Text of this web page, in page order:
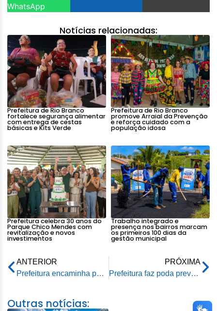
WhatsApp
Notícias relacionadas:
Prefeitura de Rio Branco
fortalece segurança alimentar
com entrega de cestas
básicas e Kits Verde
Prefeitura de Rio Branco
promove Arraial da Prevenção
e reforça cuidado com a
população idosa
Prefeitura celebra 30 anos do
Parque Chico Mendes com
revitalização e novos
investimentos
Trabalho integrado e
presença nos bairros marcam
os primeiros 100 dias da
gestão municipal
ANTERIOR
Prefeitura encaminha pedido de autorização à Câmara solicitando empréstimo para dar continuidade ao desenvolvimento da capital
PRÓXIMA
Prefeitura faz poda preventiva em árvores ameaçadas de destruição por ervas daninhas
Outras notícias: